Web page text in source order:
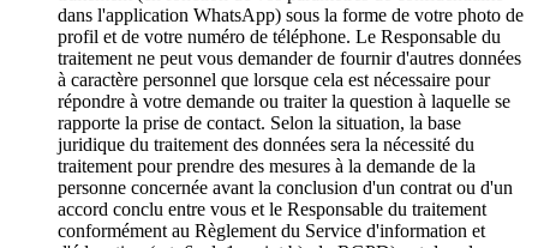
dans l'application WhatsApp) sous la forme de votre photo de
profil et de votre numéro de téléphone. Le Responsable du
traitement ne peut vous demander de fournir d'autres données
à caractère personnel que lorsque cela est nécessaire pour
répondre à votre demande ou traiter la question à laquelle se
rapporte la prise de contact. Selon la situation, la base
juridique du traitement des données sera la nécessité du
traitement pour prendre des mesures à la demande de la
personne concernée avant la conclusion d'un contrat ou d'un
accord conclu entre vous et le Responsable du traitement
conformément au Règlement du Service d'information et